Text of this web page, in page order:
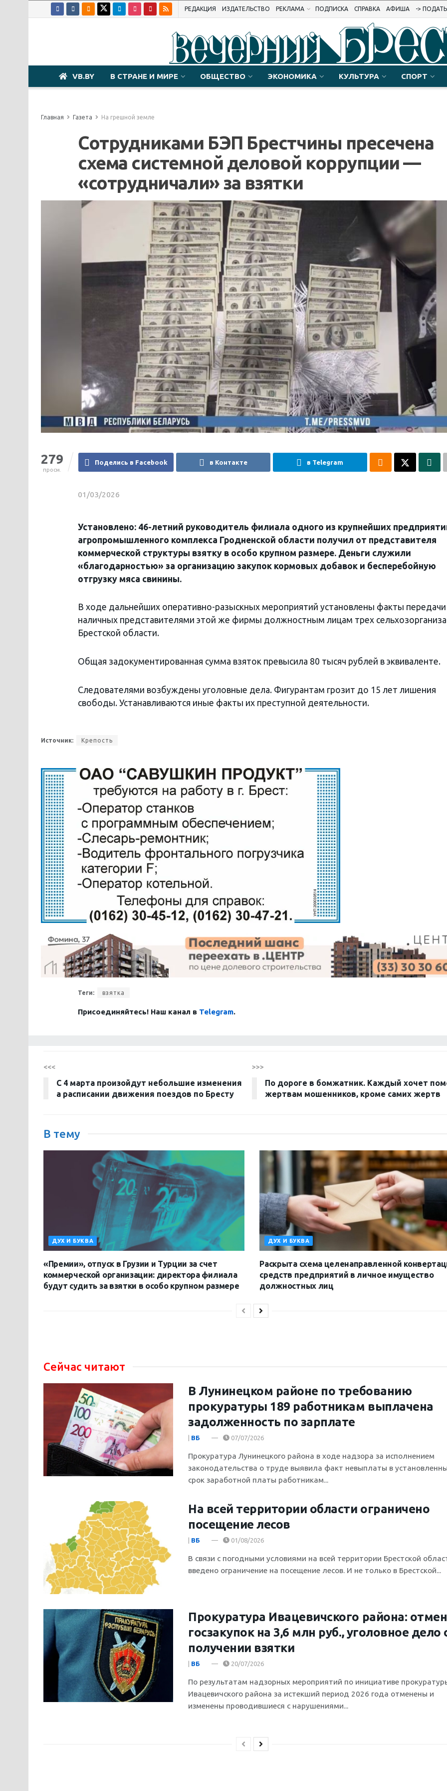
РЕДАКЦИЯ ИЗДАТЕЛЬСТВО РЕКЛАМА ПОДПИСКА СПРАВКА АФИША ->
VB.BY В СТРАНЕ И МИРЕ ОБЩЕСТВО ЭКОНОМИКА КУЛЬТУРА СПОРТ
Главная Газета На грешной земле
Сотрудниками БЭП Брестчины пресечена
схема системной деловой коррупции —
«сотрудничали» за взятки
279
просм.
Поделись в Facebook в Контакте в Telegram
01/03/2026
Установлено: 46-летний руководитель филиала одного из крупнейших
агропромышленного комплекса Гродненской области получил от представителя
коммерческой структуры взятку в особо крупном размере. Деньги служили
«благодарностью» за организацию закупок кормовых добавок и бесперебойную
отгрузку мяса свинины.
В ходе дальнейших оперативно-разыскных мероприятий установлены факты передачи
наличных представителями этой же фирмы должностным лицам трех
Брестской области.
Общая задокументированная сумма взяток превысила 80 тысяч рублей в эквиваленте.
Следователями возбуждены уголовные дела. Фигурантам грозит до 15 лет лишения
свободы. Устанавливаются иные факты их преступной деятельности.
Источник: Крепость
Теги: взятка
Присоединяйтесь! Наш канал в Telegram.
<<<
С 4 марта произойдут небольшие изменения
а расписании движения поездов по Бресту
>>>
По дороге в бомжатник. Каждый хочет
жертвам мошенников, кроме самих жертв
В тему
ДУХ И БУКВА
«Премии», отпуск в Грузии и Турции за счет
коммерческой организации: директора филиала
будут судить за взятки в особо крупном размере
ДУХ И БУКВА
Раскрыта схема целенаправленной
средств предприятий в личное имущество
должностных лиц
Сейчас читают
В Лунинецком районе по требованию
прокуратуры 189 работникам выплачена
задолженность по зарплате
ВБ 07/07/2026
Прокуратура Лунинецкого района в ходе надзора за исполнением
законодательства о труде выявила факт невыплаты в
срок заработной платы работникам...
На всей территории области ограничено
посещение лесов
ВБ 01/08/2026
В связи с погодными условиями на всей территории Брестской
введено ограничение на посещение лесов. И не только в Брестской...
Прокуратура Ивацевичского района:
госзакупок на 3,6 млн руб., уголовное дело
получении взятки
ВБ 20/07/2026
По результатам надзорных мероприятий по инициативе
Ивацевичского района за истекший период 2026 года отменены и
изменены проводившиеся с нарушениями...